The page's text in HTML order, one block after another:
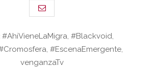
#AhiVieneLaMigra, #Blackvoid,
, #EscenaEmergente,
venganzaTv